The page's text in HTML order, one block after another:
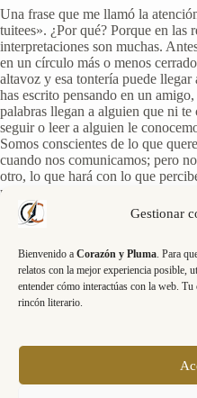
Gestionar
Bienvenido a Corazón y Pluma. Para
relatos con la mejor experiencia posible,
entender cómo interactúas con la web.
rincón literario.
Una frase que me llamó la
tuitees». ¿Por qué? Porque en las
interpretaciones son muchas.
en un círculo más o menos
altavoz y esa tontería puede
has escrito pensando en un
palabras llegan a alguien que ni
seguir o leer a alguien le
Somos conscientes de lo que
cuando nos comunicamos; pero
otro, lo que hará con lo que
parte de la responsabilidad del
experiencia, podemos usar
que el otro no haya vivido una
¿Existe la comunicación no
humanos somos personas en
no verbal es algo intrínseco a
quizá sí que podemos usar el
principios básicos, no escritos;
relaciones tanto dentro como fuera